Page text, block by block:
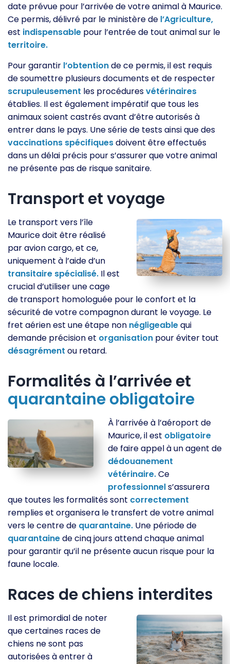
date prévue pour l’arrivée de votre animal à Maurice.
Ce permis, délivré par le ministère de l’Agriculture,
est indispensable pour l’entrée de tout animal sur le
territoire.
Pour garantir l’obtentionde ce permis, il est requis
de soumettre plusieurs documents et de respecter
scrupuleusement les procéduresvétérinaires
établies. Il est également impératif que tous les
animaux soient castrés avant d’être autorisés à
entrer dans le pays. Une série de tests ainsi que des
vaccinations spécifiquesdoivent être effectués
dans un délai précis pour s’assurer que votre animal
ne présente pas de risque sanitaire.
Transport et voyage
Le transport vers l’île
Maurice doit être réalisé
par avion cargo, et ce,
uniquement à l’aide d’un
transitaire spécialisé. Il est
crucial d’utiliser une cage
de transport homologuée pour le confort et la
sécurité de votre compagnon durant le voyage. Le
fret aérien est une étape non négligeablequi
demande précision et organisation pour éviter tout
désagrément ou retard.
Formalités à l’arrivée et
quarantaineobligatoire
À l’arrivée à l’aéroport de
Maurice, il est obligatoire
de faire appel à un agent de
dédouanement
vétérinaire.Ce
professionnels’assurera
que toutes les formalités sont correctement
remplies et organisera le transfert de votre animal
vers le centre de quarantaine. Une période de
quarantainede cinq jours attend chaque animal
pour garantir qu’il ne présente aucun risque pour la
faune locale.
Races de chiens interdites
Il est primordial de noter
que certaines races de
chiens ne sont pas
autorisées à entrer à